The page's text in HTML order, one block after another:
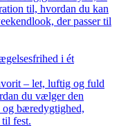
til, hvordan du kan
der passer til
i ét
– let, luftig og fuld
du vælger den
bæredygtighed,
til fest.